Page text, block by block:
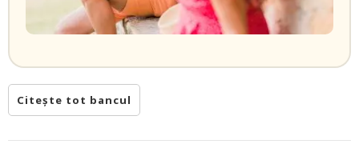
Citește tot bancul